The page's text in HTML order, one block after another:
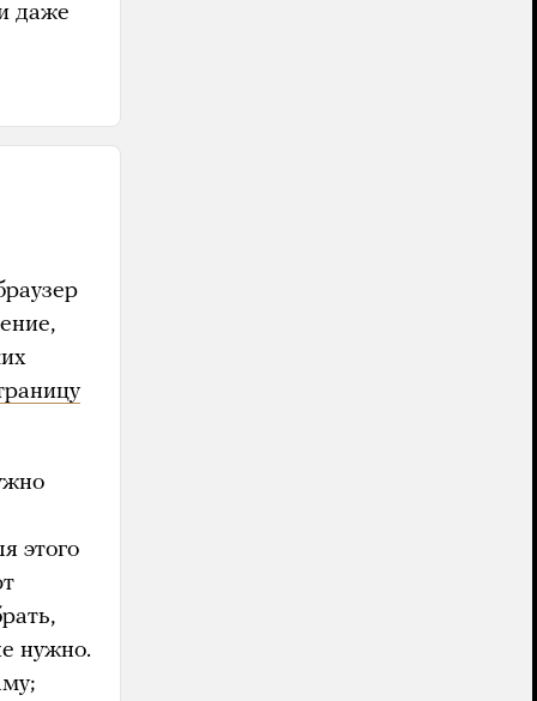
даже
этого
нужно.